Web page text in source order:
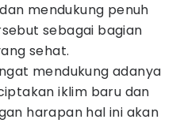
mendukung penuh
sebagai bagian
sehat.
mendukung adanya
iklim baru dan
harapan hal ini akan